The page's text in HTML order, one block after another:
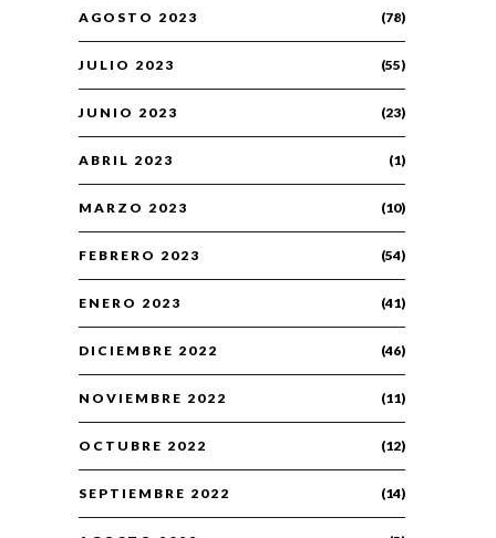
AGOSTO 2023 (78)
JULIO 2023 (55)
JUNIO 2023 (23)
ABRIL 2023 (1)
MARZO 2023 (10)
FEBRERO 2023 (54)
ENERO 2023 (41)
DICIEMBRE 2022 (46)
NOVIEMBRE 2022 (11)
OCTUBRE 2022 (12)
SEPTIEMBRE 2022 (14)